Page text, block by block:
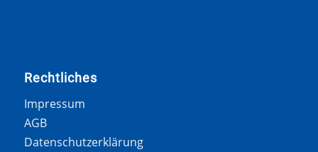
Rechtliches
Impressum
AGB
Datenschutzerklärung